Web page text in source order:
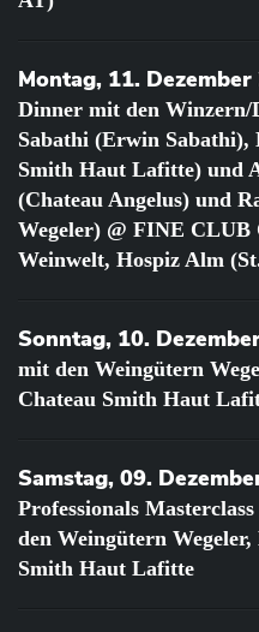
Montag, 11. Dezember
Dinner mit den
Sabathi (Erwin
Smith Haut Lafitte) und
(Chateau Angelus) und
Wegeler) @ FINE CLUB
Weinwelt, Hospiz Alm
Sonntag, 10.
mit den Weingütern
Chateau Smith Haut
Samstag, 09.
Professionals
den Weingütern
Smith Haut Lafitte